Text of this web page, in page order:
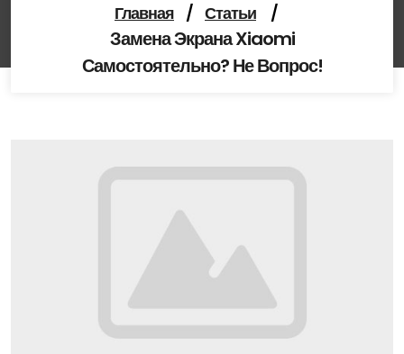
Главная / Статьи /
Замена Экрана Xiaomi
Самостоятельно? Не Вопрос!